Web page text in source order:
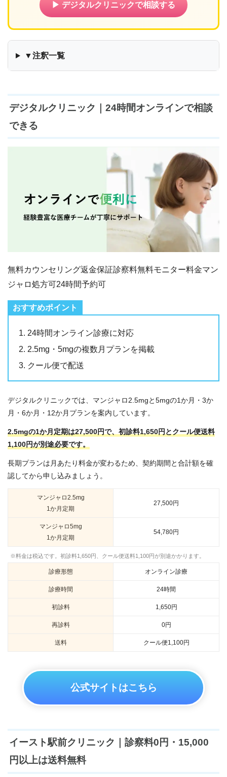
▶ デジタルクリニックで相談する
▼注釈一覧
デジタルクリニック｜24時間オンラインで相談
できる
無料カウンセリング返金保証診察料無料モニター料金マン
ジャロ処方可24時間予約可
24時間オンライン診療に対応
2.5mg・5mgの複数月プランを掲載
クール便で配送
デジタルクリニックでは、マンジャロ2.5mgと5mgの1か月・3か
月・6か月・12か月プランを案内しています。
2.5mgの1か月定期は27,500円で、初診料1,650円とクール便送料
1,100円が別途必要です。
長期プランは月あたり料金が変わるため、契約期間と合計額を確
認してから申し込みましょう。
マンジャロ2.5mg
1か月定期
27,500円
マンジャロ5mg
1か月定期
54,780円
※料金は税込です。初診料1,650円、クール便送料1,100円が別途かかります。
診療形態 オンライン診療
診療時間 24時間
初診料 1,650円
再診料 0円
送料 クール便1,100円
公式サイトはこちら
イースト駅前クリニック｜診察料0円・15,000
円以上は送料無料